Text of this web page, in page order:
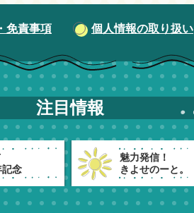
免責事項 個人情報の取り扱い
注目情報
念
魅力発信！
きよせのーと。